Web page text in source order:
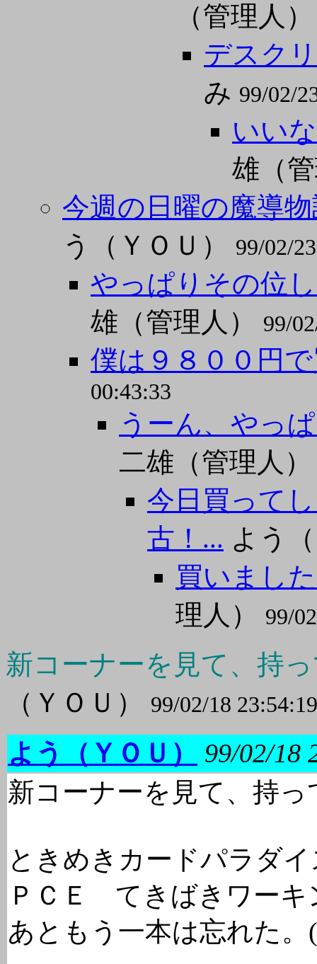
（管理人
デスク
み 99/02/
いい
雄（
今週の日曜の魔導
う（ＹＯＵ）
99/02/
やっぱりその位
雄（管理人）
99/
僕は９８００円
00:43:33
うーん、やっ
二雄（管理人
今日買って
古！... よう
買いまし
理人）
99/
新コーナーを見て、持
（ＹＯＵ）
99/02/18 23:54:19
よう（ＹＯＵ）
99/02/18
新コーナーを見て、持
ときめきカードパラダ
ＰＣＥ てきばきワー
あともう一本は忘れた。